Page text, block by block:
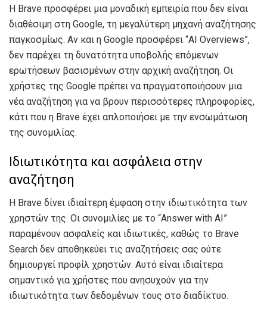
Η Brave προσφέρει μια μοναδική εμπειρία που δεν είναι
διαθέσιμη στη Google, τη μεγαλύτερη μηχανή αναζήτησης
παγκοσμίως. Αν και η Google προσφέρει “AI Overviews”,
δεν παρέχει τη δυνατότητα υποβολής επόμενων
ερωτήσεων βασισμένων στην αρχική αναζήτηση. Οι
χρήστες της Google πρέπει να πραγματοποιήσουν μια
νέα αναζήτηση για να βρουν περισσότερες πληροφορίες,
κάτι που η Brave έχει απλοποιήσει με την ενσωμάτωση
της συνομιλίας.
Ιδιωτικότητα και ασφάλεια στην
αναζήτηση
Η Brave δίνει ιδιαίτερη έμφαση στην ιδιωτικότητα των
χρηστών της. Οι συνομιλίες με το “Answer with AI”
παραμένουν ασφαλείς και ιδιωτικές, καθώς το Brave
Search δεν αποθηκεύει τις αναζητήσεις σας ούτε
δημιουργεί προφίλ χρηστών. Αυτό είναι ιδιαίτερα
σημαντικό για χρήστες που ανησυχούν για την
ιδιωτικότητα των δεδομένων τους στο διαδίκτυο.